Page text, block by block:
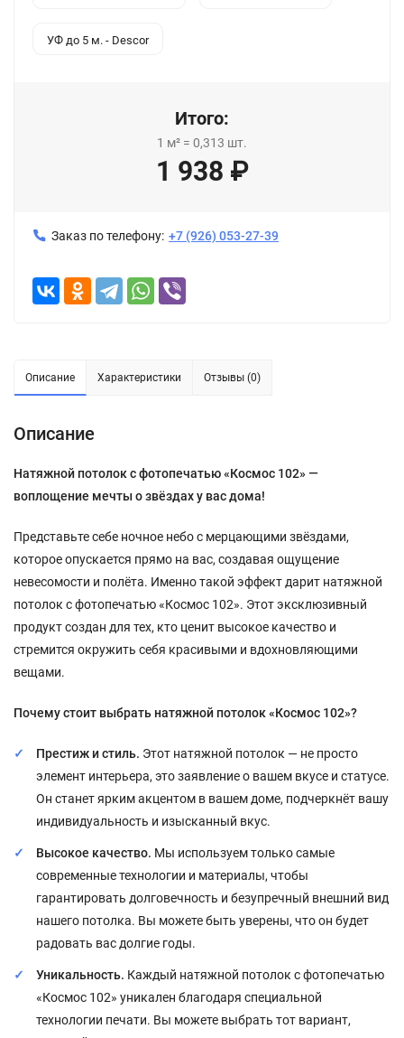
УФ до 5 м. - Descor
Итого:
1 м² = 0,313 шт.
1 938 ₽
Заказ по телефону: +7 (926) 053-27-39
Описание Характеристики Отзывы (0)
Описание
Натяжной потолок с фотопечатью «Космос 102» —
воплощение мечты о звёздах у вас дома!
Представьте себе ночное небо с мерцающими звёздами,
которое опускается прямо на вас, создавая ощущение
невесомости и полёта. Именно такой эффект дарит натяжной
потолок с фотопечатью «Космос 102». Этот эксклюзивный
продукт создан для тех, кто ценит высокое качество и
стремится окружить себя красивыми и вдохновляющими
вещами.
Почему стоит выбрать натяжной потолок «Космос 102»?
Престиж и стиль. Этот натяжной потолок — не просто
элемент интерьера, это заявление о вашем вкусе и статусе.
Он станет ярким акцентом в вашем доме, подчеркнёт вашу
индивидуальность и изысканный вкус.
Высокое качество. Мы используем только самые
современные технологии и материалы, чтобы
гарантировать долговечность и безупречный внешний вид
нашего потолка. Вы можете быть уверены, что он будет
радовать вас долгие годы.
Уникальность. Каждый натяжной потолок с фотопечатью
«Космос 102» уникален благодаря специальной
технологии печати. Вы можете выбрать тот вариант,